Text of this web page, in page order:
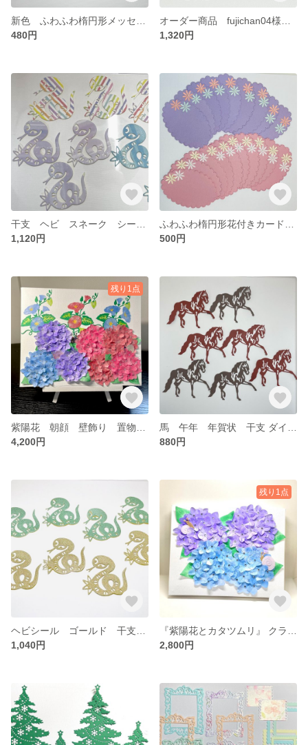
480円
1,320円
1,120円
500円
残り1点
4,200円
880円
1,040円
残り1点
2,800円